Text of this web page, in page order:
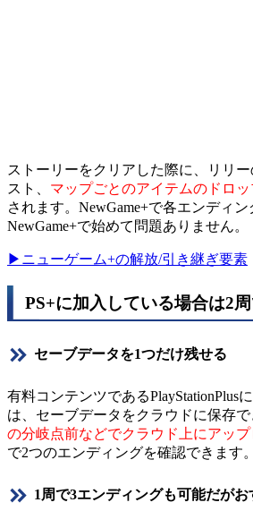
ストーリーをクリアした際に、リリ
スト、 マップごとのアイテムのドロ
されます。NewGame+で各エンディン
NewGame+で始めて問題ありません。
▶ニューゲーム+の解放/引き継ぎ要素
PS+に加入している場合は2
セーブデータを1つだけ残せる
有料コンテンツであるPlayStationPlus
は、セーブデータをクラウドに保存で
の分岐点前などでクラウド上にアップ
で2つのエンディングを確認できます。
1周で3エンディングも可能だが